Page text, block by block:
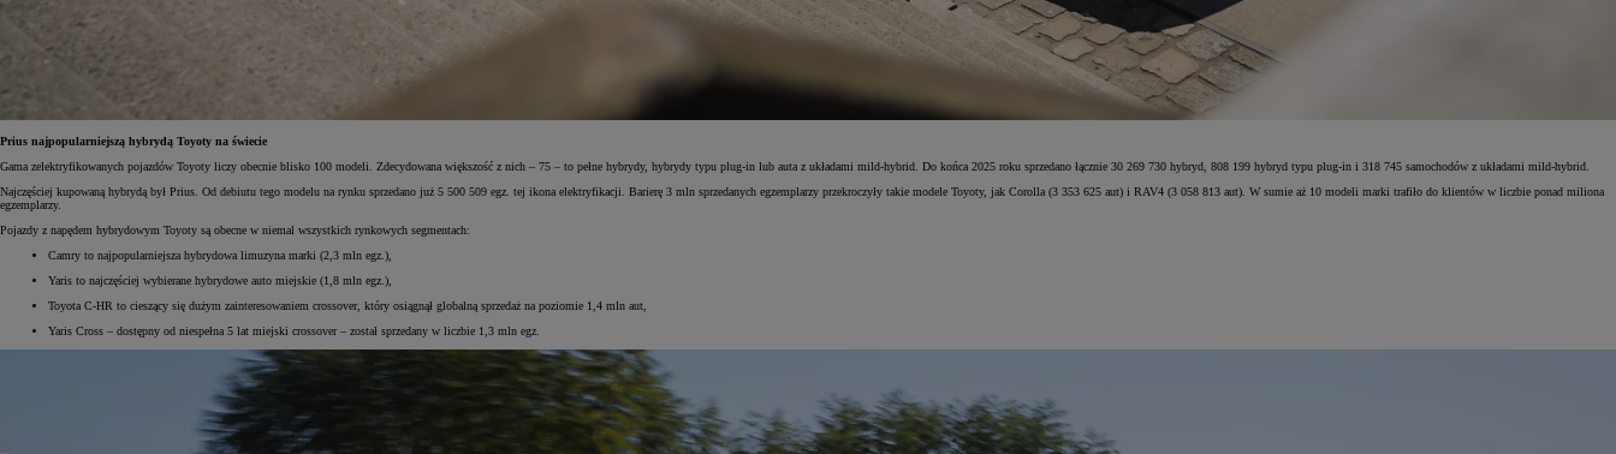
Prius najpopularniejszą hybrydą Toyoty na świecie
Gama zelektryfikowanych pojazdów Toyoty liczy obecnie blisko 100 modeli. Zdecydowana większość z nich – 75 – to pełne hybrydy, hybrydy typu plug-in lub auta z układami mild-hybrid. Do końca 2025 roku sprzedano łącznie 30 269 730 hybryd, 808 199 hybryd typu plug-in i 318 745 samochodów z układami mild-hybrid.
Najczęściej kupowaną hybrydą był Prius. Od debiutu tego modelu na rynku sprzedano już 5 500 509 egz. tej ikona elektryfikacji. Barierę 3 mln sprzedanych egzemplarzy przekroczyły takie modele Toyoty, jak Corolla (3 353 625 aut) i RAV4 (3 058 813 aut). W sumie aż 10 modeli marki trafiło do klientów w liczbie ponad miliona
egzemplarzy.
Pojazdy z napędem hybrydowym Toyoty są obecne w niemal wszystkich rynkowych segmentach:
Camry to najpopularniejsza hybrydowa limuzyna marki (2,3 mln egz.),
Yaris to najczęściej wybierane hybrydowe auto miejskie (1,8 mln egz.),
Toyota C-HR to cieszący się dużym zainteresowaniem crossover, który osiągnął globalną sprzedaż na poziomie 1,4 mln aut,
Yaris Cross – dostępny od niespełna 5 lat miejski crossover – został sprzedany w liczbie 1,3 mln egz.